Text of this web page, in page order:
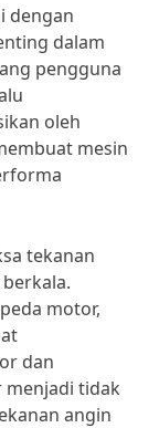
dengan
dalam
pengguna
oleh
mesin
tekanan
motor,
dan
tidak
angin